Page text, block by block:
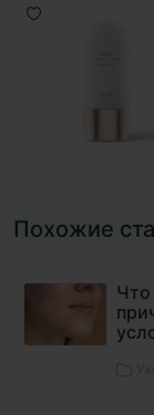
Похожие
Что